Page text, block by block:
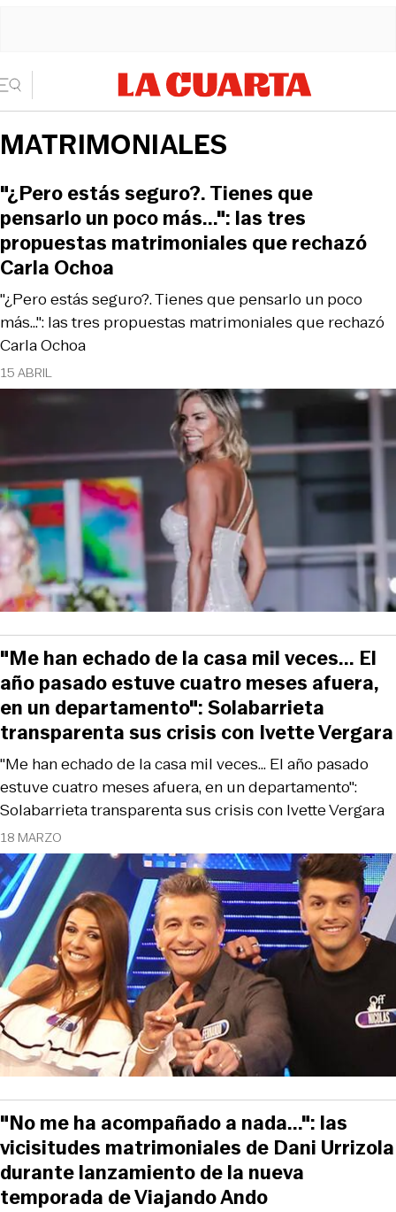
MATRIMONIALES
15 ABRIL
"¿Pero estás seguro?. Tienes que pensarlo un poco
más...": las tres propuestas matrimoniales que rechazó
Carla Ochoa
"¿Pero estás seguro?. Tienes que
pensarlo un poco más...": las tres
propuestas matrimoniales que rechazó
Carla Ochoa
18 MARZO
"Me han echado de la casa mil veces... El año pasado
estuve cuatro meses afuera, en un departamento":
Solabarrieta transparenta sus crisis con Ivette Vergara
"Me han echado de la casa mil veces... El
año pasado estuve cuatro meses afuera,
en un departamento": Solabarrieta
transparenta sus crisis con Ivette Vergara
"No me ha acompañado a nada...": las
vicisitudes matrimoniales de Dani Urrizola
durante lanzamiento de la nueva
temporada de Viajando Ando